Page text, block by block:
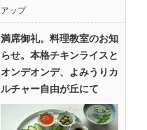
アップ
満席御礼。料理教室のお知
らせ。本格チキンライスと
オンデオンデ、よみうりカ
ルチャー自由が丘にて